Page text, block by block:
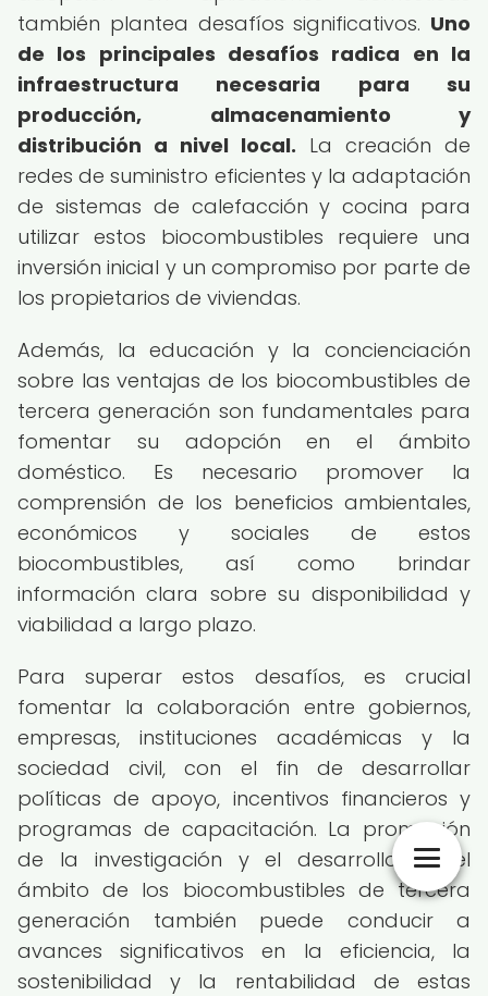
también plantea desafíos significativos. Uno
de los principales desafíos radica en la
infraestructura necesaria para su
producción, almacenamiento y
distribución a nivel local. La creación de
redes de suministro eficientes y la adaptación
de sistemas de calefacción y cocina para
utilizar estos biocombustibles requiere una
inversión inicial y un compromiso por parte de
los propietarios de viviendas.
Además, la educación y la concienciación
sobre las ventajas de los biocombustibles de
tercera generación son fundamentales para
fomentar su adopción en el ámbito
doméstico. Es necesario promover la
comprensión de los beneficios ambientales,
económicos y sociales de estos
biocombustibles, así como brindar
información clara sobre su disponibilidad y
viabilidad a largo plazo.
Para superar estos desafíos, es crucial
fomentar la colaboración entre gobiernos,
empresas, instituciones académicas y la
sociedad civil, con el fin de desarrollar
políticas de apoyo, incentivos financieros y
programas de capacitación. La promoción
de la investigación y el desarrollo en el
ámbito de los biocombustibles de tercera
generación también puede conducir a
avances significativos en la eficiencia, la
sostenibilidad y la rentabilidad de estas